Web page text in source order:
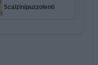
5calzinipuzzolenti